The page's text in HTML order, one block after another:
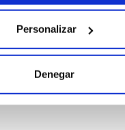
Personalizar
Denegar
02-11)
es un coche muy cómodo